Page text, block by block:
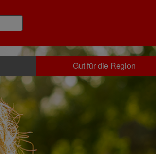
Gut für die Region